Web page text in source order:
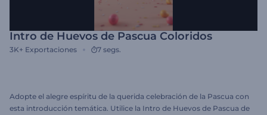
Intro de Huevos de Pascua Coloridos
3K+ Exportaciones 7 segs.
Adopte el alegre espíritu de la querida celebración de la Pascua con
esta introducción temática. Utilice la Intro de Huevos de Pascua de